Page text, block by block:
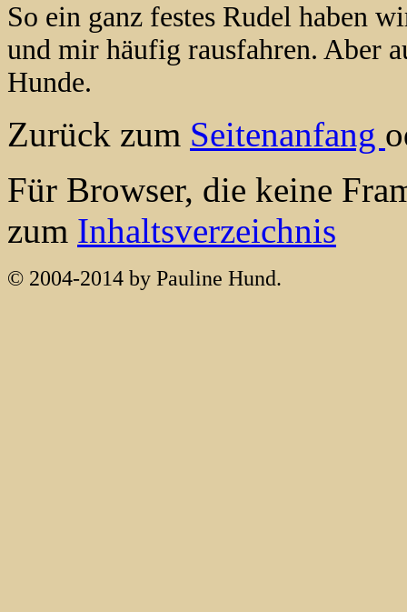
So ein ganz festes Rudel haben
und mir häufig rausfahren. Aber
Hunde.
Zurück zum Seitenanfang
Für Browser, die keine
zum Inhaltsverzeichnis
© 2004-2014 by Pauline Hund.